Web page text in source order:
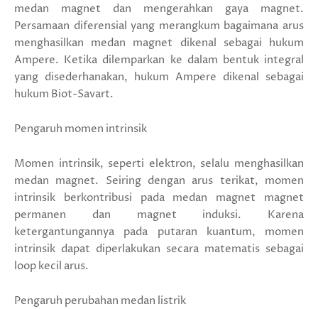
medan magnet dan mengerahkan gaya magnet.
Persamaan diferensial yang merangkum bagaimana arus
menghasilkan medan magnet dikenal sebagai hukum
Ampere. Ketika dilemparkan ke dalam bentuk integral
yang disederhanakan, hukum Ampere dikenal sebagai
hukum Biot-Savart.
Pengaruh momen intrinsik
Momen intrinsik, seperti elektron, selalu menghasilkan
medan magnet. Seiring dengan arus terikat, momen
intrinsik berkontribusi pada medan magnet magnet
permanen dan magnet induksi. Karena
ketergantungannya pada putaran kuantum, momen
intrinsik dapat diperlakukan secara matematis sebagai
loop kecil arus.
Pengaruh perubahan medan listrik